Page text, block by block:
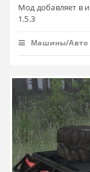
Мод добавляет в
1.5.3
Машины/Авто